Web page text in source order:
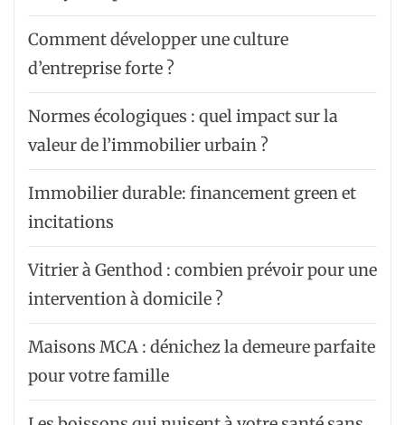
Comment développer une culture
d’entreprise forte ?
Normes écologiques : quel impact sur la
valeur de l’immobilier urbain ?
Immobilier durable: financement green et
incitations
Vitrier à Genthod : combien prévoir pour une
intervention à domicile ?
Maisons MCA : dénichez la demeure parfaite
pour votre famille